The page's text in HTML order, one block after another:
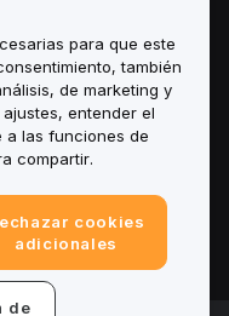
para que este
también
de marketing y
entender el
a las funciones de
compartir.
cookies
adicionales
de